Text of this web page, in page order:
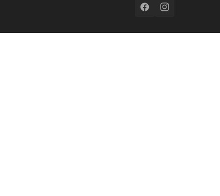
FacebookInstagram